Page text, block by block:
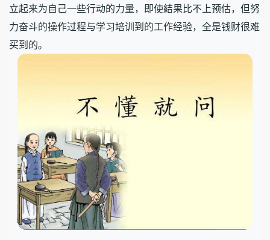
立起来为自己一些行动的力量，即使結果比不上预估，但努
力奋斗的操作过程与学习培训到的工作经验，全是钱财很难
买到的。